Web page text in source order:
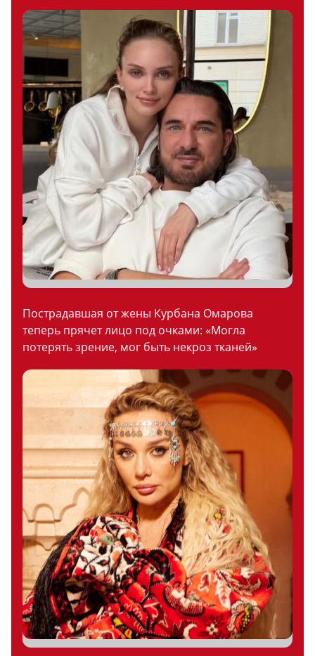
Пострадавшая от жены Курбана Омарова
теперь прячет лицо под очками: «Могла
потерять зрение, мог быть некроз тканей»